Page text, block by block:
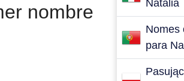
nombre
Natalia
Nomes
para